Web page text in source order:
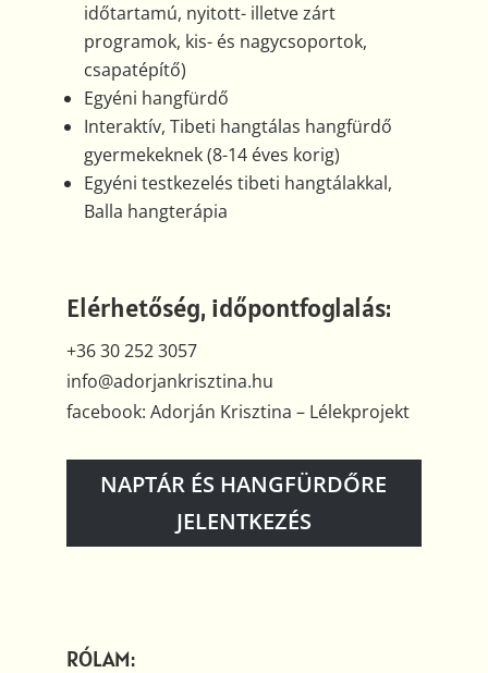
időtartamú, nyitott- illetve zárt
programok, kis- és nagycsoportok,
csapatépítő)
Egyéni hangfürdő
Interaktív, Tibeti hangtálas hangfürdő
gyermekeknek (8-14 éves korig)
Egyéni testkezelés tibeti hangtálakkal,
Balla hangterápia
Elérhetőség, időpontfoglalás:
+36 30 252 3057
info@adorjankrisztina.hu
facebook: Adorján Krisztina – Lélekprojekt
NAPTÁR ÉS HANGFÜRDŐRE
JELENTKEZÉS
RÓLAM: